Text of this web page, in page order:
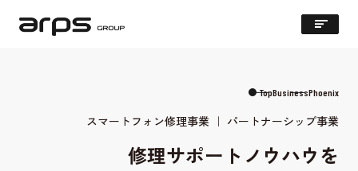
Phoenix
TopBusinessPhoenix
スマートフォン修理事業 ｜ パートナーシップ事業
修理サポートノウハウを